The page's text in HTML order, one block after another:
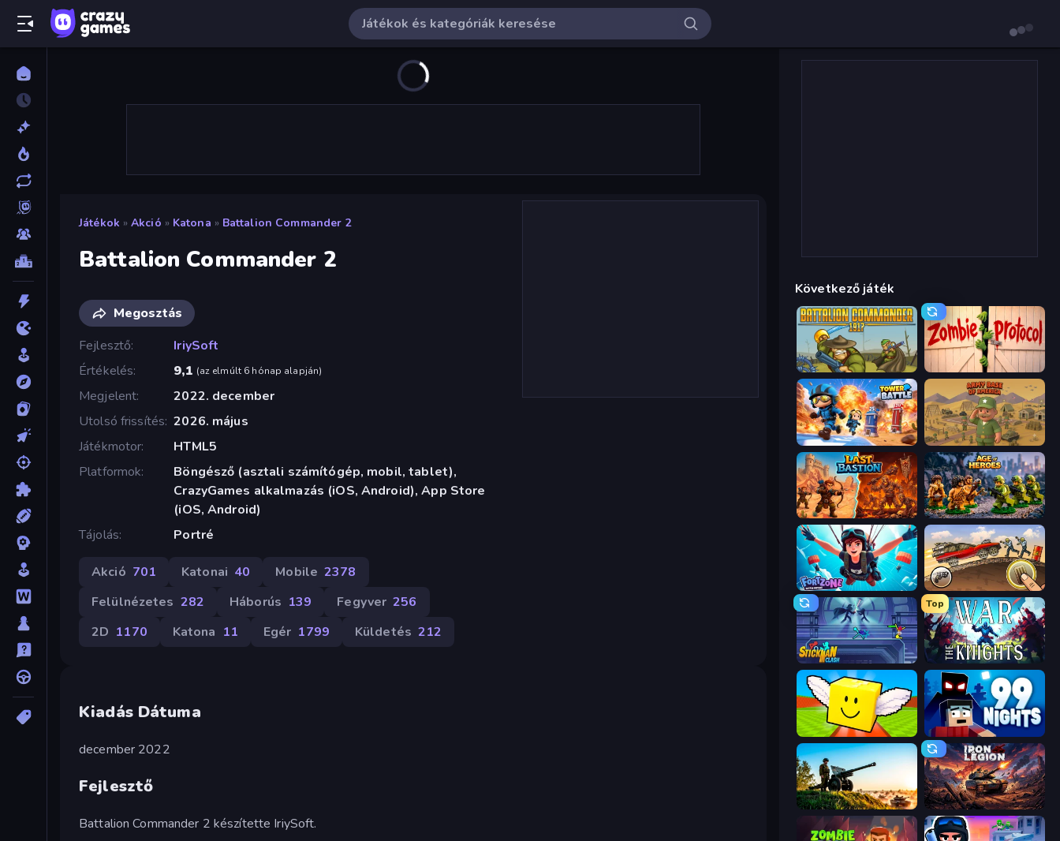
Játékok » Akció » Katona » Battalion Commander 2
Battalion Commander 2
Megosztás
Fejlesztő
IriySoft
Értékelés
9,1 (az elmúlt 6 hónap alapján)
Megjelent
2022. december
Utolsó frissítés 2026. május
Játékmotor
HTML5
Platformok
Böngésző (asztali számítógép, mobil, tablet),
CrazyGames alkalmazás (iOS, Android), App Store
(iOS, Android)
Tájolás
Portré
Akció 701 Katonai 40 Mobile 2378
Felülnézetes 282 Háborús 139 Fegyver 256
2D 1170 Katona 11 Egér 1799 Küldetés 212
Kiadás Dátuma
december 2022
Fejlesztő
Battalion Commander 2 készítette IriySoft.
Következő játék
Battalion Commander 1917 Zombie Protocol
Tower Battle Army Base Of America
Last Bastion Age of Heroes
Fortzone Battle Royale Earn to Die: Zombie Ride
Stickman Clash
Top
War the Knights
Lucky Brainrot Blocks Online 99 Nights (Bloxd.io)
Artillery Vs Tanks Iron Legion